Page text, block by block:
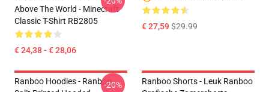
Above The World - Minecraft
Classic T-Shirt RB2805
€ 24,38 - € 28,06
€ 27,59$29.99
Ranboo Hoodies - Ranboo-20%
Ranboo Shorts - Leuk Ranboo